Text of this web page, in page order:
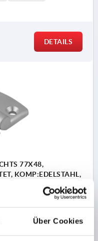
Über Cookies
DETAILS
77X48,
KOMP:EDELSTAHL,